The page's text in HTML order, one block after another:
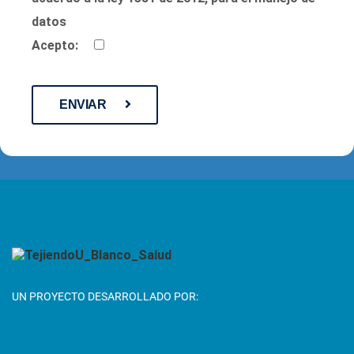
datos
Acepto:
ENVIAR
UN PROYECTO DESARROLLADO POR: